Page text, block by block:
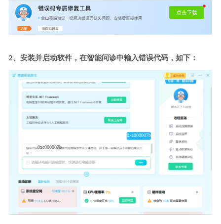
2、安装并启动软件，在智能问诊中输入错误代码，如下：
0xc000007b
0xc000007b